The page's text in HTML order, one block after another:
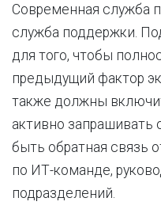
Современная служба
служба поддержки.
для того, чтобы
предыдущий фактор
также должны
активно
быть обратная связь
по ИТ-команде,
подразделений.